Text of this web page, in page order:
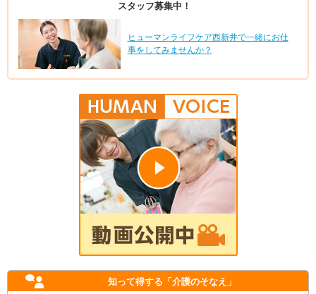
スタッフ募集中！
ヒューマンライフケア西新井で一緒にお仕
事をしてみませんか？
知って得する 「介護のそなえ」